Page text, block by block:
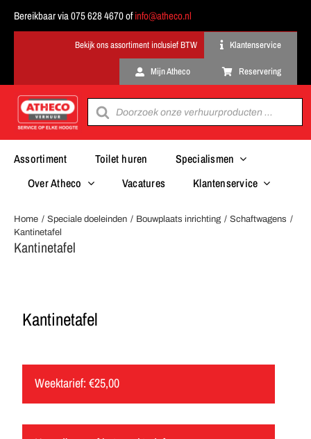
Bereikbaar via 075 628 4670 ofinfo@atheco.nl
Klantenservice
Mijn Atheco Reservering
Producten
zoeken
Assortiment Toilet huren
Specialismen
Over Atheco
Vacatures Klantenservice
Home Speciale doeleinden Bouwplaats inrichting
Schaftwagens
Kantinetafel
Kantinetafel
Kantinetafel
Weektarief: €25,00